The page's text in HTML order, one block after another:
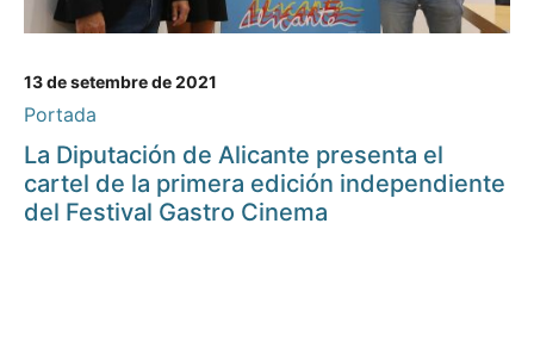
13 de setembre de 2021
Portada
La Diputación de Alicante presenta el
cartel de la primera edición independiente
del Festival Gastro Cinema